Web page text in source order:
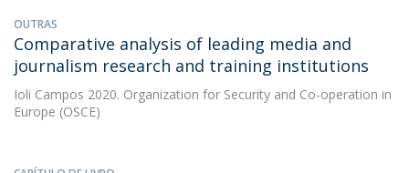
OUTRAS
Comparative analysis of leading media and
journalism research and training institutions
Ioli Campos 2020. Organization for Security and Co-operation in
Europe (OSCE)